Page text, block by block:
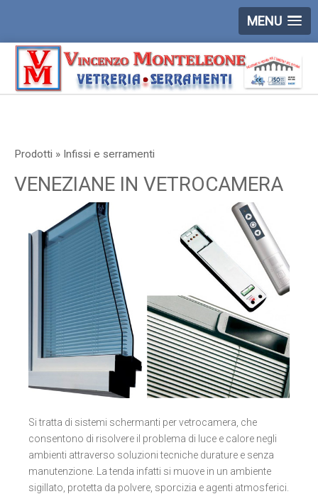
MENU
Prodotti » Infissi e serramenti
VENEZIANE IN VETROCAMERA
Si tratta di sistemi schermanti per vetrocamera, che
consentono di risolvere il problema di luce e calore negli
ambienti attraverso soluzioni tecniche durature e senza
manutenzione. La tenda infatti si muove in un ambiente
sigillato, protetta da polvere, sporcizia e agenti atmosferici.